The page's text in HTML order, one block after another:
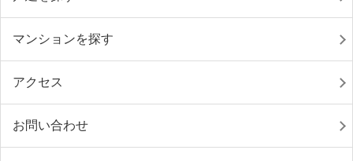
マンションを探す
アクセス
お問い合わせ